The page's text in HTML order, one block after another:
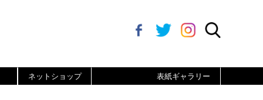
ネットショップ 表紙ギャラリー